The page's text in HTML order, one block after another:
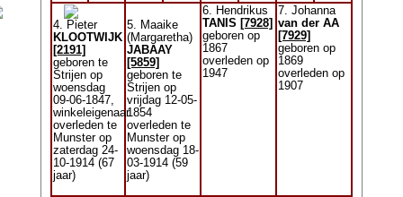
4. Pieter
KLOOTWIJK
[2191]
geboren te
Strijen op
woensdag
09-06-1847,
winkeleigenaar
overleden te
Munster op
zaterdag 24-
10-1914 (67
jaar)
5. Maaike
(Margaretha)
JABAAY
[5859]
geboren te
Strijen op
vrijdag 12-05-
1854
overleden te
Munster op
woensdag 18-
03-1914 (59
jaar)
6. Hendrikus
TANIS [7928]
geboren op
1867
overleden op
1947
7. Johanna
van der AA
[7929]
geboren op
1869
overleden op
1907